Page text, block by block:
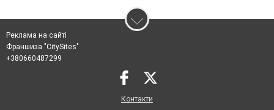
Реклама на сайті
Франшиза "CitySites"
+380660487299
Контакти